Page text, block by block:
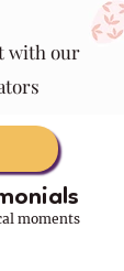
with our
moments